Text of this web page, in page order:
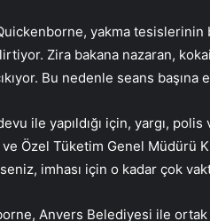
yakma
Zira bakana nazaran,
Bu nedenle seans
ile yapıldığı için, yargı,
Özel Tüketim Genel Müdürü
imhası için o kadar çok
Anvers Belediyesi ile